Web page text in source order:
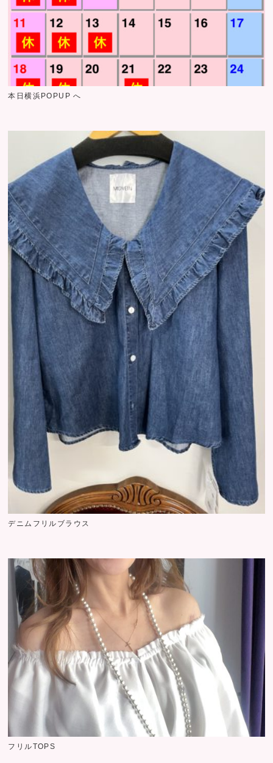
本日横浜POPUP へ
デニムフリルブラウス
フリルTOPS